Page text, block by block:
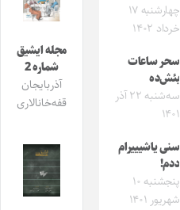
چهارشنبه ۱۷
خرداد ۱۴۰۲
سحر ساعات
بئش‌ده
سه‌شنبه ۲۲ آذر
۱۴۰۱
سنی یاشیییرام
ددم!
پنجشنبه ۱۰
شهریور ۱۴۰۱
مجله ایشیق
شماره 2
آذربایجان
قفه‌خانالاری